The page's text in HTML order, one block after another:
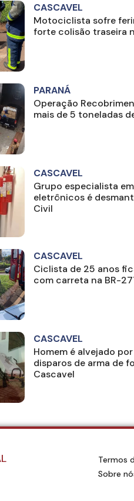
CASCAVEL
Motociclista sofre
forte colisão traseira
PARANÁ
Operação
mais de 5 toneladas
CASCAVEL
Grupo especialista
eletrônicos é
Civil
CASCAVEL
Ciclista de 25 anos
com carreta na BR-
CASCAVEL
Homem é alvejado
disparos de arma de
Cascavel
Termos
Sobre